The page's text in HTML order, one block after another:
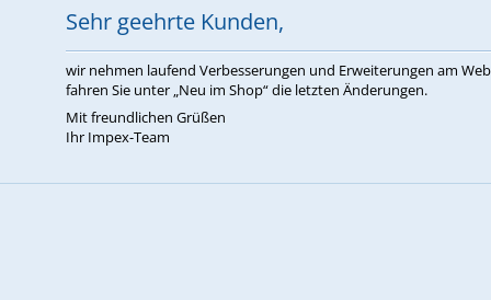
Sehr ge­ehr­te Kun­den,
wir neh­men lau­fend Ver­bes­se­run­gen und Er­wei­te­run­gen am
fah­ren Sie un­ter „Neu im Shop“ die letz­ten Än­de­run­gen.
Mit freund­li­chen Grü­ßen
Ihr Im­pex-Team